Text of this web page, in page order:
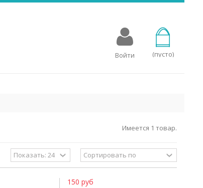
аппаратов, разработаны специально для
Батарейки Rayovac для слухового аппарата
с эко-сознательным процессом производства, в
(пусто)
Войти
Имеется 1 товар.
150 руб